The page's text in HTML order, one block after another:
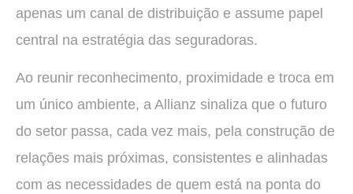
apenas um canal de distribuição e assume papel
central na estratégia das seguradoras.
Ao reunir reconhecimento, proximidade e troca em
um único ambiente, a Allianz sinaliza que o futuro
do setor passa, cada vez mais, pela construção de
relações mais próximas, consistentes e alinhadas
com as necessidades de quem está na ponta do